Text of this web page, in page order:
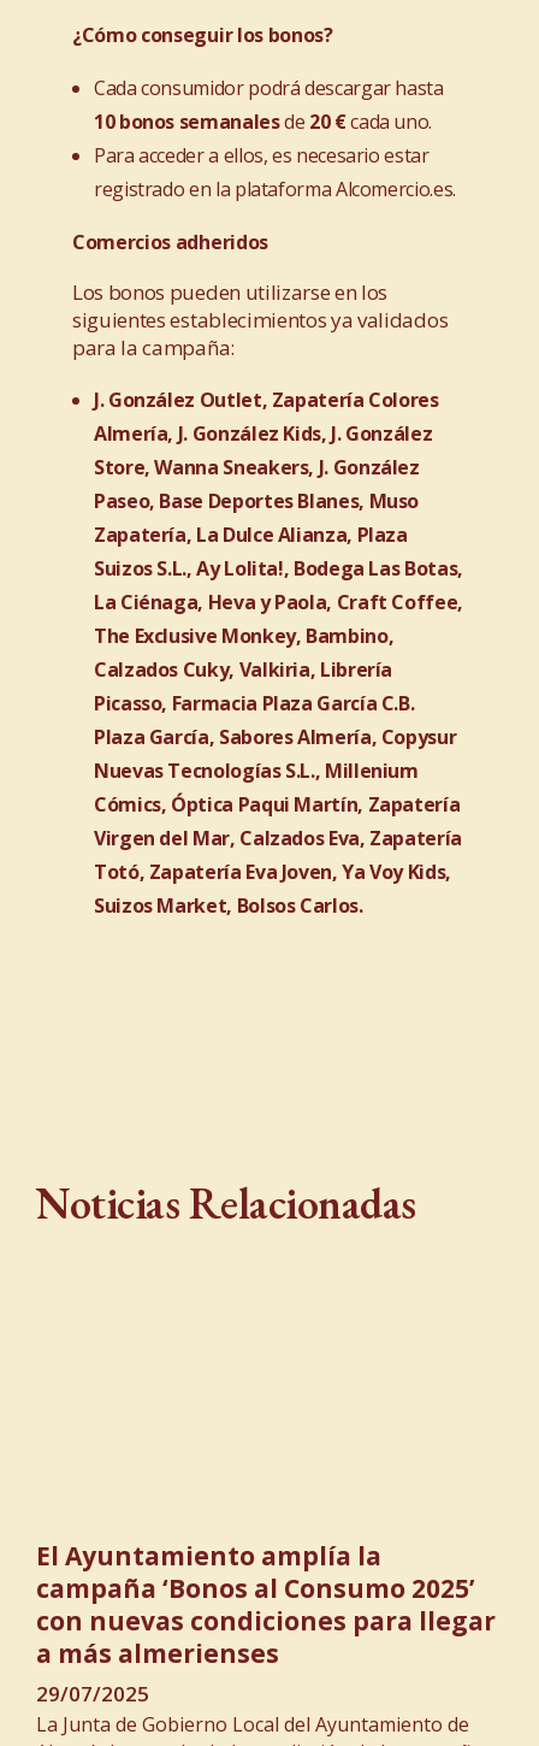
¿Cómo conseguir los bonos?
Cada consumidor podrá descargar hasta
10 bonos semanalesde 20 €cada uno.
Para acceder a ellos, es necesario estar
registrado en la plataformaAlcomercio.es.
Comercios adheridos
Los bonos pueden utilizarse en los
siguientes establecimientos ya validados
para la campaña:
J. González Outlet, Zapatería Colores
Almería, J. González Kids, J. González
Store, Wanna Sneakers, J. González
Paseo, Base Deportes Blanes, Muso
Zapatería, La Dulce Alianza, Plaza
Suizos S.L., Ay Lolita!, Bodega Las Botas,
La Ciénaga, Heva y Paola, Craft Coffee,
The Exclusive Monkey, Bambino,
Calzados Cuky, Valkiria, Librería
Picasso, Farmacia Plaza García C.B.
Plaza García, Sabores Almería, Copysur
Nuevas Tecnologías S.L., Millenium
Cómics, Óptica Paqui Martín, Zapatería
Virgen del Mar, Calzados Eva, Zapatería
Totó, Zapatería Eva Joven, Ya Voy Kids,
Suizos Market, Bolsos Carlos.
Noticias Relacionadas
El Ayuntamiento amplía la
campaña ‘Bonos al Consumo 2025’
con nuevas condiciones para llegar
a más almerienses
29/07/2025
La Junta de Gobierno Local del Ayuntamiento de